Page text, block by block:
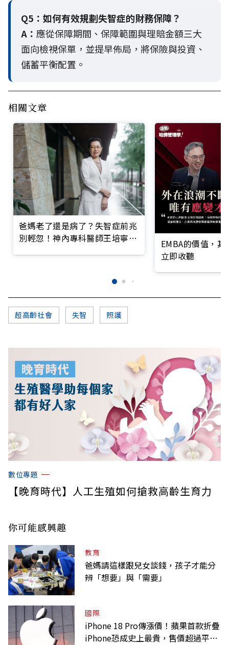
Q5： 如何有效規劃失智症的財務保障？
A： 應從保障期間、保障範圍與理賠金額三大
面向檢視保單，並提早佈局，將保險與投資、
儲蓄平衡配置。
相關文章
爸媽老了還是病了？失智症前兆
別輕忽！神內專科醫師王培寧呼
EMBA的價值，
立即收聽
超高齡社會 失智 照護
數位專題
【晚育時代】人工生殖如何搶救高齡生育力
你可能感興趣
教育
爸媽請這樣跟兒女談錢，孩子才能分
辨「想要」與「需要」
國際
iPhone 18 Pro傳漲價！蘋果首款折疊
iPhone恐成史上最貴，售價超過平均